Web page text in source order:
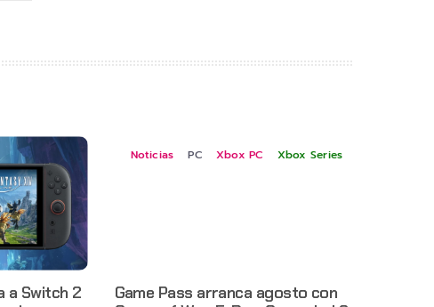
a Switch 2
Noticias PC Xbox PC Xbox Series
Game Pass arranca agosto con